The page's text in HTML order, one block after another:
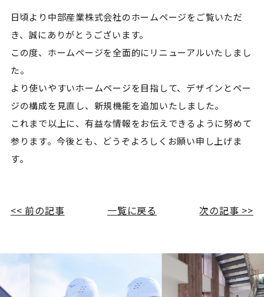
日頃より中部産業株式会社のホームページをご覧いただ
き、誠にありがとうございます。
この度、ホームページを全面的にリニューアルいたしまし
た。
より使いやすいホームページを目指して、デザインとペー
ジの構成を見直し、新規機能を追加いたしました。
これまで以上に、有益な情報をお伝えできるように努めて
参ります。今後とも、どうぞよろしくお願い申し上げま
す。
<< 前の記事 一覧に戻る 次の記事 >>